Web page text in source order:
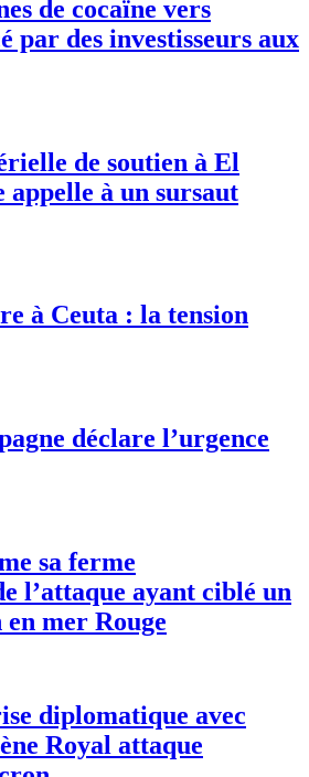
de cocaïne vers
par des investisseurs aux
de soutien à El
appelle à un sursaut
à Ceuta : la tension
déclare l’urgence
sa ferme
l’attaque ayant ciblé un
mer Rouge
diplomatique avec
Royal attaque